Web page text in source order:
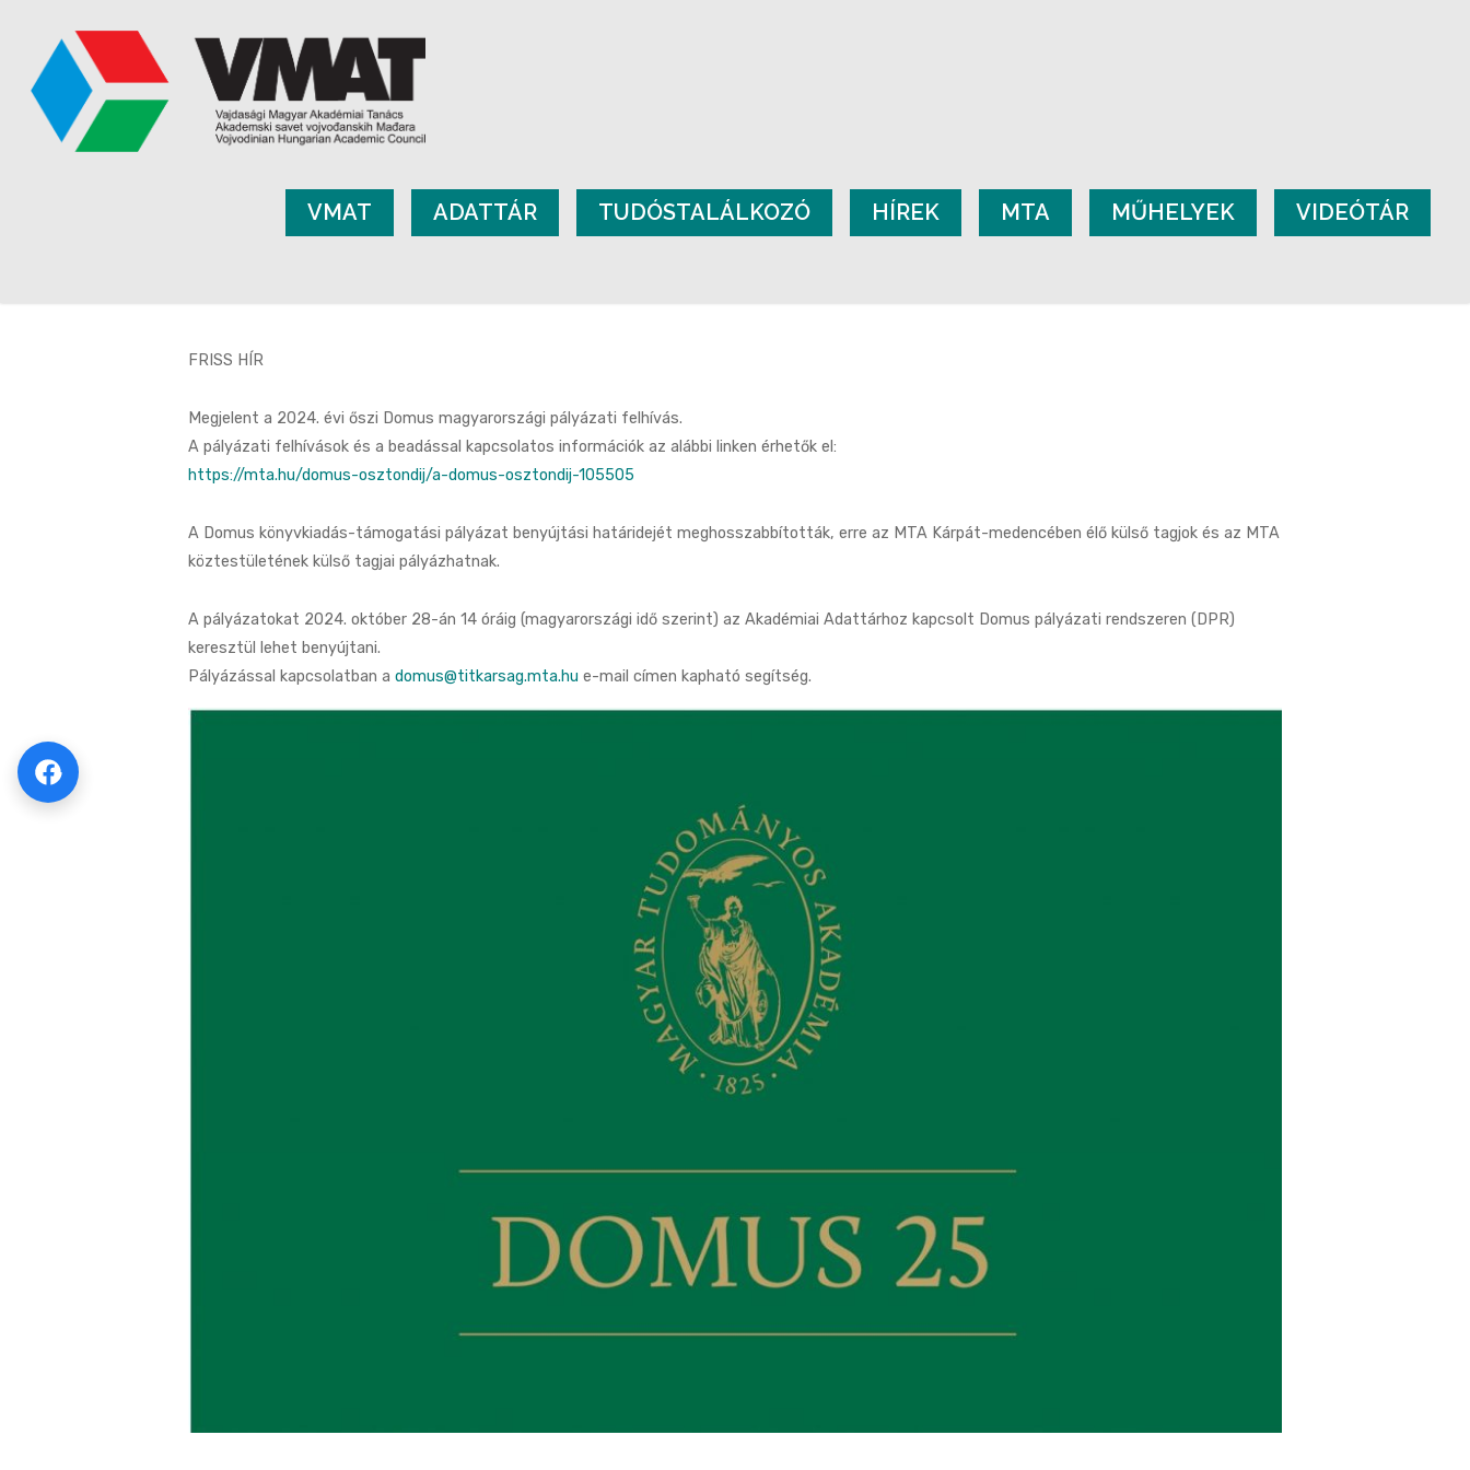
VMAT ADATTÁR TUDÓSTALÁLKOZÓ HÍREK MTA MŰHELYEK VIDEÓTÁR
FRISS HÍR
Megjelent a 2024. évi őszi Domus magyarországi pályázati felhívás.
A pályázati felhívások és a beadással kapcsolatos információk az alábbi linken érhetők el:
https://mta.hu/domus-osztondij/a-domus-osztondij-105505
A Domus könyvkiadás-támogatási pályázat benyújtási határidejét meghosszabbították, erre az MTA Kárpát-medencében élő külső tagjok és az MTA
köztestületének külső tagjai pályázhatnak.
A pályázatokat 2024. október 28-án 14 óráig (magyarországi idő szerint) az Akadémiai Adattárhoz kapcsolt Domus pályázati rendszeren (DPR)
keresztül lehet benyújtani.
Pályázással kapcsolatban a domus@titkarsag.mta.hu e-mail címen kapható segítség.